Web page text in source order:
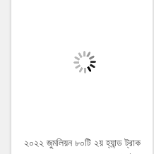
২০২২ জুমলিয়ন ৮০টি ২য় হ্যান্ড ট্রাক